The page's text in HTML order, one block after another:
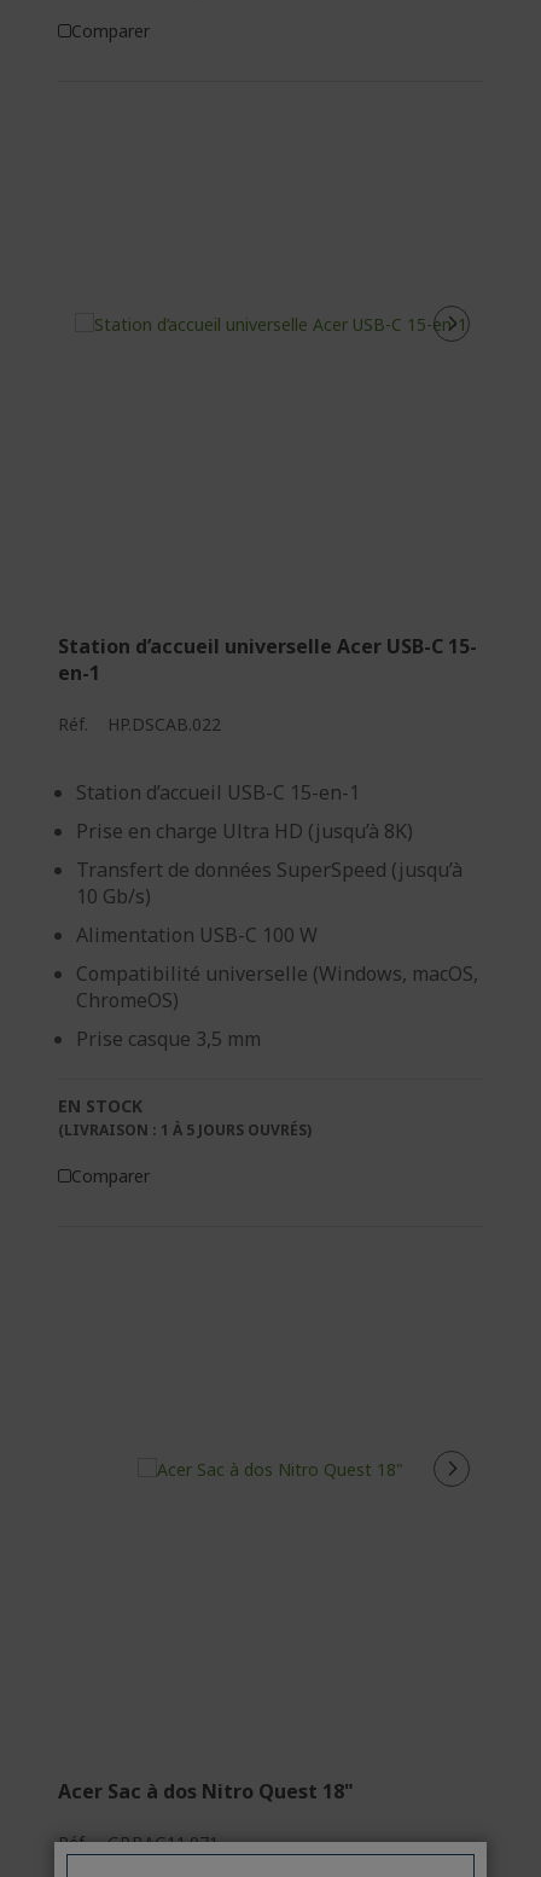
Comparer
Station d’accueil universelle Acer USB-C 15-
en-1
Réf. HP.DSCAB.022
Station d’accueil USB-C 15-en-1
Prise en charge Ultra HD (jusqu’à 8K)
Transfert de données SuperSpeed (jusqu’à
10 Gb/s)
Alimentation USB-C 100 W
Compatibilité universelle (Windows, macOS,
ChromeOS)
Prise casque 3,5 mm
EN STOCK
(LIVRAISON : 1 À 5 JOURS OUVRÉS)
Comparer
Acer Sac à dos Nitro Quest 18"
Réf. GP.BAG11.071